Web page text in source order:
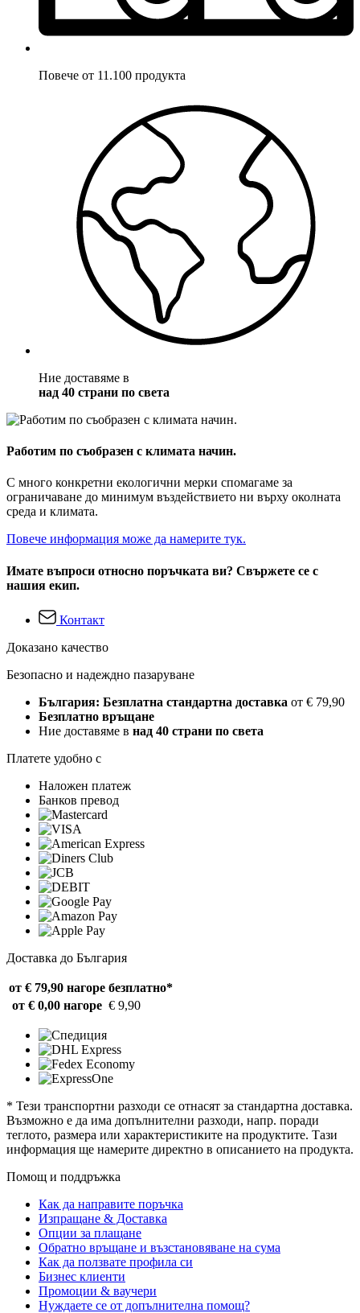
Повече от 11.100 продукта
Ние доставяме в
над 40 страни по света
Работим по съобразен с климата начин.
С много конкретни екологични мерки спомагаме за
ограничаване до минимум въздействието ни върху околната
среда и климата.
Повече информация може да намерите тук.
Имате въпроси относно поръчката ви? Свържете се с
нашия екип.
Контакт
Доказано качество
Безопасно и надеждно пазаруване
България: Безплатна стандартна доставка от € 79,90
Безплатно връщане
Ние доставяме в над 40 страни по света
Платете удобно с
Наложен платеж
Банков превод
Доставка до България
от € 79,90 нагоре безплатно*
от € 0,00 нагоре € 9,90
* Тези транспортни разходи се отнасят за стандартна доставка.
Възможно е да има допълнителни разходи, напр. поради
теглото, размера или характеристиките на продуктите. Тази
информация ще намерите директно в описанието на продукта.
Помощ и поддръжка
Как да направите поръчка
Изпращане & Доставка
Опции за плащане
Обратно връщане и възстановяване на сума
Как да ползвате профила си
Бизнес клиенти
Промоции & ваучери
Нуждаете се от допълнителна помощ?